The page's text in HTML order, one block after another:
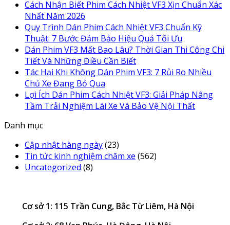
Cách Nhận Biết Phim Cách Nhiệt VF3 Xịn Chuẩn Xác
Nhất Năm 2026
Quy Trình Dán Phim Cách Nhiệt VF3 Chuẩn Kỹ
Thuật: 7 Bước Đảm Bảo Hiệu Quả Tối Ưu
Dán Phim VF3 Mất Bao Lâu? Thời Gian Thi Công Chi
Tiết Và Những Điều Cần Biết
Tác Hại Khi Không Dán Phim VF3: 7 Rủi Ro Nhiều
Chủ Xe Đang Bỏ Qua
Lợi Ích Dán Phim Cách Nhiệt VF3: Giải Pháp Nâng
Tầm Trải Nghiệm Lái Xe Và Bảo Vệ Nội Thất
Danh mục
Cập nhật hàng ngày(23)
Tin tức kinh nghiệm chăm xe (562)
Uncategorized (8)
Cơ sở 1: 115 Trần Cung, Bắc Từ Liêm, Hà Nội